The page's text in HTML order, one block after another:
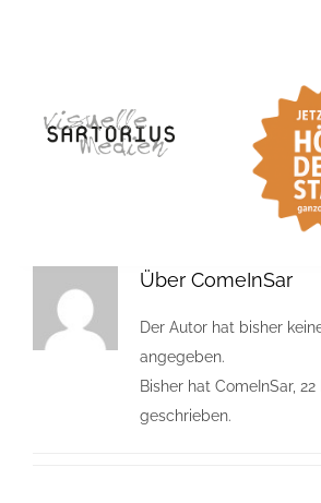
WER ?
FÜR WEN ?
INSIGHTS
Über ComeInSar
Der Autor hat bisher
angegeben.
Bisher hat ComeInSar,
geschrieben.